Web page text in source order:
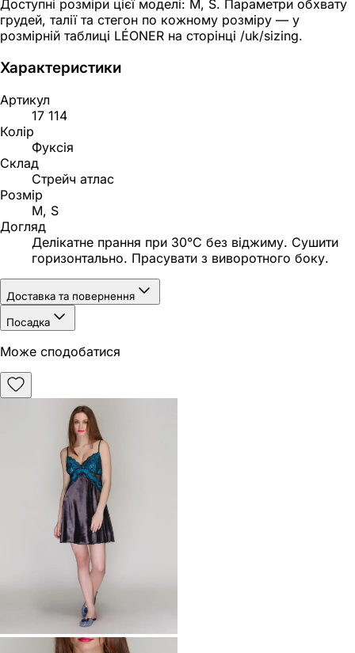
Доступні розміри цієї моделі: M, S. Параметри обхвату
грудей, талії та стегон по кожному розміру — у
розмірній таблиці LÉONER на сторінці /uk/sizing.
Характеристики
Артикул
17 114
Колір
Фуксія
Склад
Стрейч атлас
Розмір
M, S
Догляд
Делікатне прання при 30°C без віджиму. Сушити
горизонтально. Прасувати з виворотного боку.
Доставка та повернення
Посадка
Може сподобатися